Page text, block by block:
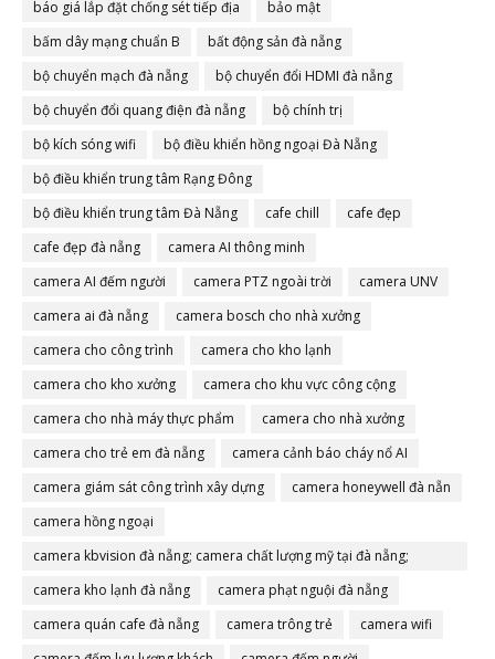
báo giá lắp đặt chống sét tiếp địa
bảo mật
bấm dây mạng chuẩn B
bất động sản đà nẵng
bộ chuyển mạch đà nẵng
bộ chuyển đổi HDMI đà nẵng
bộ chuyển đổi quang điện đà nẵng
bộ chính trị
bộ kích sóng wifi
bộ điều khiển hồng ngoại Đà Nẵng
bộ điều khiển trung tâm Rạng Đông
bộ điều khiển trung tâm Đà Nẵng
cafe chill
cafe đẹp
cafe đẹp đà nẵng
camera AI thông minh
camera AI đếm người
camera PTZ ngoài trời
camera UNV
camera ai đà nẵng
camera bosch cho nhà xưởng
camera cho công trình
camera cho kho lạnh
camera cho kho xưởng
camera cho khu vực công cộng
camera cho nhà máy thực phẩm
camera cho nhà xưởng
camera cho trẻ em đà nẵng
camera cảnh báo cháy nổ AI
camera giám sát công trình xây dựng
camera honeywell đà nẵn
camera hồng ngoại
camera kbvision đà nẵng; camera chất lượng mỹ tại đà nẵng;
camera đà nẵng
camera kho lạnh đà nẵng
camera phạt nguội đà nẵng
camera quán cafe đà nẵng
camera trông trẻ
camera wifi